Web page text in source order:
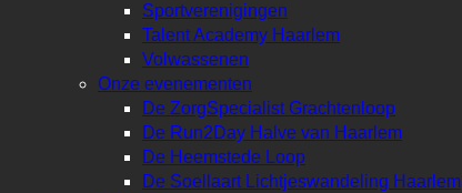
Sportverenigingen
Talent Academy Haarlem
Volwassenen
Onze evenementen
De ZorgSpecialist Grachtenloop
De Run2Day Halve van Haarlem
De Heemstede Loop
De Soellaart Lichtjeswandeling Haarlem